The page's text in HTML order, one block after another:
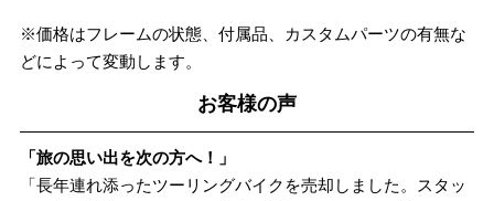
※価格はフレームの状態、付属品、カスタムパーツの有無な
どによって変動します。
お客様の声
「旅の思い出を次の方へ！」
「長年連れ添ったツーリングバイクを売却しました。スタッ